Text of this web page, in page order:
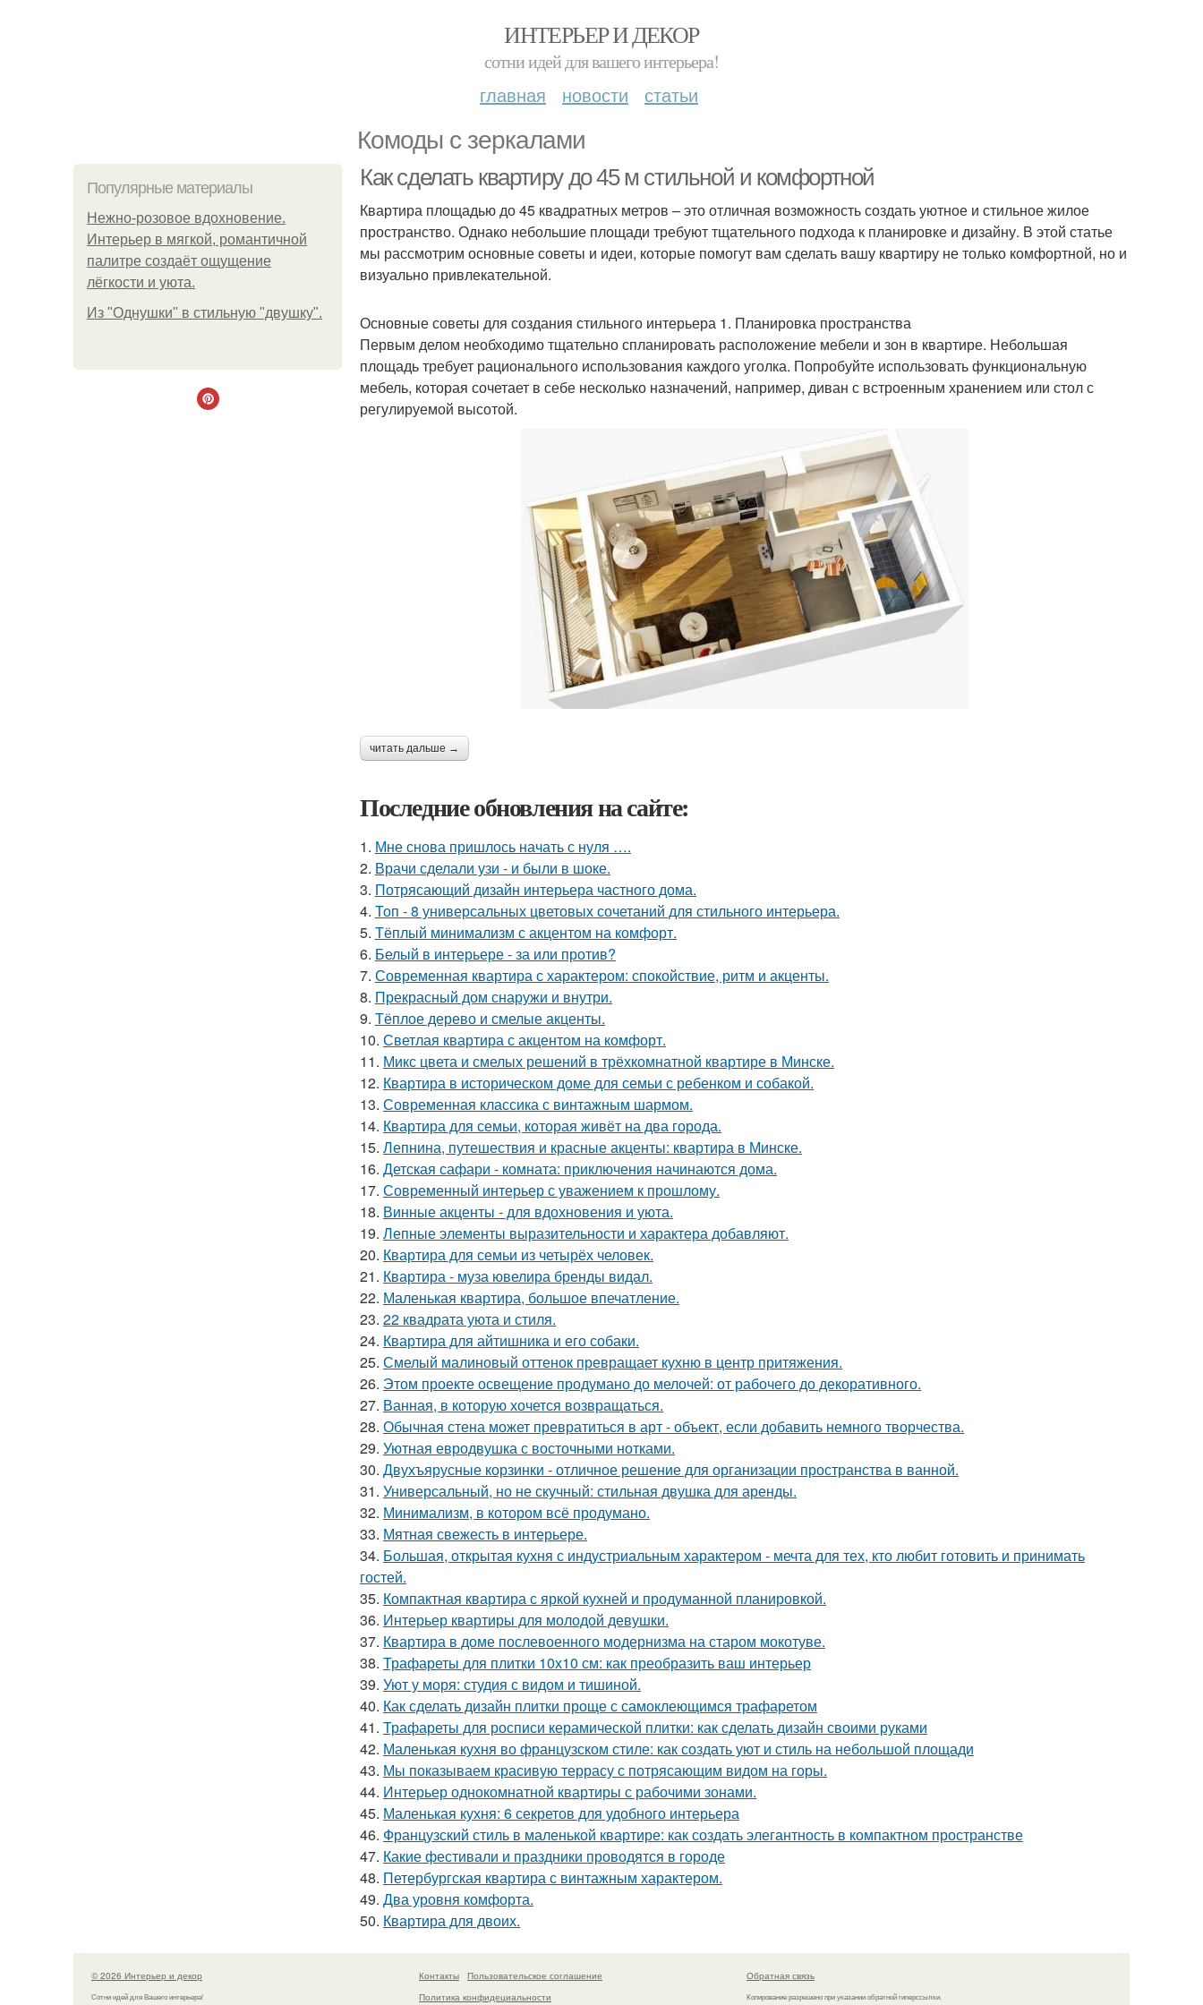
ИНТЕРЬЕР И ДЕКОР
сотни идей для вашего интерьера!
главная новости статьи
Комоды с зеркалами
Популярные материалы
Нежно-розовое вдохновение.
Интерьер в мягкой, романтичной
палитре создаёт ощущение
лёгкости и уюта.
Из "Однушки" в стильную "двушку".
Как сделать квартиру до 45 м стильной и комфортной
Квартира площадью до 45 квадратных метров – это отличная возможность создать уютное и стильное жилое
пространство. Однако небольшие площади требуют тщательного подхода к планировке и дизайну. В этой статье
мы рассмотрим основные советы и идеи, которые помогут вам сделать вашу квартиру не только комфортной, но и
визуально привлекательной.
Основные советы для создания стильного интерьера 1. Планировка пространства
Первым делом необходимо тщательно спланировать расположение мебели и зон в квартире. Небольшая
площадь требует рационального использования каждого уголка. Попробуйте использовать функциональную
мебель, которая сочетает в себе несколько назначений, например, диван с встроенным хранением или стол с
регулируемой высотой.
читать дальше →
Последние обновления на сайте:
1. Мне снова пришлось начать с нуля ….
2. Врачи сделали узи - и были в шоке.
3. Потрясающий дизайн интерьера частного дома.
4. Топ - 8 универсальных цветовых сочетаний для стильного интерьера.
5. Тёплый минимализм с акцентом на комфорт.
6. Белый в интерьере - за или против?
7. Современная квартира с характером: спокойствие, ритм и акценты.
8. Прекрасный дом снаружи и внутри.
9. Тёплое дерево и смелые акценты.
10. Светлая квартира с акцентом на комфорт.
11. Микс цвета и смелых решений в трёхкомнатной квартире в Минске.
12. Квартира в историческом доме для семьи с ребенком и собакой.
13. Современная классика с винтажным шармом.
14. Квартира для семьи, которая живёт на два города.
15. Лепнина, путешествия и красные акценты: квартира в Минске.
16. Детская сафари - комната: приключения начинаются дома.
17. Современный интерьер с уважением к прошлому.
18. Винные акценты - для вдохновения и уюта.
19. Лепные элементы выразительности и характера добавляют.
20. Квартира для семьи из четырёх человек.
21. Квартира - муза ювелира бренды видал.
22. Маленькая квартира, большое впечатление.
23. 22 квадрата уюта и стиля.
24. Квартира для айтишника и его собаки.
25. Смелый малиновый оттенок превращает кухню в центр притяжения.
26. Этом проекте освещение продумано до мелочей: от рабочего до декоративного.
27. Ванная, в которую хочется возвращаться.
28. Обычная стена может превратиться в арт - объект, если добавить немного творчества.
29. Уютная евродвушка с восточными нотками.
30. Двухъярусные корзинки - отличное решение для организации пространства в ванной.
31. Универсальный, но не скучный: стильная двушка для аренды.
32. Минимализм, в котором всё продумано.
33. Мятная свежесть в интерьере.
34. Большая, открытая кухня с индустриальным характером - мечта для тех, кто любит готовить и принимать
гостей.
35. Компактная квартира с яркой кухней и продуманной планировкой.
36. Интерьер квартиры для молодой девушки.
37. Квартира в доме послевоенного модернизма на старом мокотуве.
38. Трафареты для плитки 10х10 см: как преобразить ваш интерьер
39. Уют у моря: студия с видом и тишиной.
40. Как сделать дизайн плитки проще с самоклеющимся трафаретом
41. Трафареты для росписи керамической плитки: как сделать дизайн своими руками
42. Маленькая кухня во французском стиле: как создать уют и стиль на небольшой площади
43. Мы показываем красивую террасу с потрясающим видом на горы.
44. Интерьер однокомнатной квартиры с рабочими зонами.
45. Маленькая кухня: 6 секретов для удобного интерьера
46. Французский стиль в маленькой квартире: как создать элегантность в компактном пространстве
47. Какие фестивали и праздники проводятся в городе
48. Петербургская квартира с винтажным характером.
49. Два уровня комфорта.
50. Квартира для двоих.
© 2026 Интерьер и декор
Сотни идей для Вашего интерьера!
Контакты
Пользовательское соглашение
Политика конфидециальности
Обратная связь
Копирование разрешено при указании обратной гиперссылки.